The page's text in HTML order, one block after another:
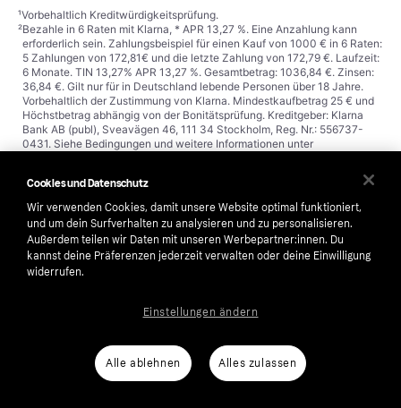
¹Vorbehaltlich Kreditwürdigkeitsprüfung.
²Bezahle in 6 Raten mit Klarna, * APR 13,27 %. Eine Anzahlung kann
erforderlich sein. Zahlungsbeispiel für einen Kauf von 1000 € in 6 Raten:
5 Zahlungen von 172,81€ und die letzte Zahlung von 172,79 €. Laufzeit:
6 Monate. TIN 13,27% APR 13,27 %. Gesamtbetrag: 1036,84 €. Zinsen:
36,84 €. Gilt nur für in Deutschland lebende Personen über 18 Jahre.
Vorbehaltlich der Zustimmung von Klarna. Mindestkaufbetrag 25 € und
Höchstbetrag abhängig von der Bonitätsprüfung. Kreditgeber: Klarna
Bank AB (publ), Sveavägen 46, 111 34 Stockholm, Reg. Nr.: 556737-
0431. Siehe Bedingungen und weitere Informationen unter
Klarna
Über uns
Impressum
Wikipink
Cookies und Datenschutz
Wir verwenden Cookies, damit unsere Website optimal funktioniert,
und um dein Surfverhalten zu analysieren und zu personalisieren.
Außerdem teilen wir Daten mit unseren Werbepartner:innen. Du
kannst deine Präferenzen jederzeit verwalten oder deine Einwilligung
widerrufen.
Alle ablehnen Alles zulassen
Einstellungen ändern